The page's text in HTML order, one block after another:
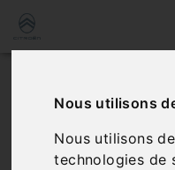
Nous utilisons
Nous utilisons
technologies de